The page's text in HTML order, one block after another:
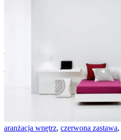
aranżacja wnętrz, czerwona zastawa,